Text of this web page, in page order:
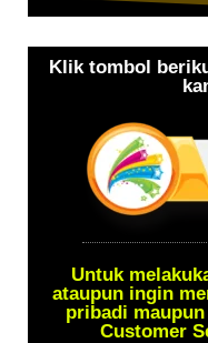
Klik tombol
Untuk
ataupun ingin
pribadi
Customer